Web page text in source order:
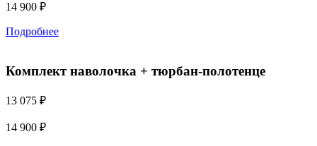
14 900 ₽
Подробнее
Комплект наволочка + тюрбан-полотенце
13 075 ₽
14 900 ₽